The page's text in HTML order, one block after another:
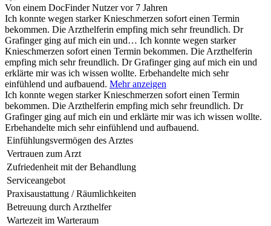
Von einem DocFinder Nutzervor 7 Jahren
Ich konnte wegen starker Knieschmerzen sofort einen Termin
bekommen. Die Arzthelferin empfing mich sehr freundlich. Dr
Grafinger ging auf mich ein und… Ich konnte wegen starker
Knieschmerzen sofort einen Termin bekommen. Die Arzthelferin
empfing mich sehr freundlich. Dr Grafinger ging auf mich ein und
erklärte mir was ich wissen wollte. Erbehandelte mich sehr
einfühlend und aufbauend. Mehr anzeigen
Ich konnte wegen starker Knieschmerzen sofort einen Termin
bekommen. Die Arzthelferin empfing mich sehr freundlich. Dr
Grafinger ging auf mich ein und erklärte mir was ich wissen wollte.
Erbehandelte mich sehr einfühlend und aufbauend.
Einfühlungsvermögen des Arztes
Vertrauen zum Arzt
Zufriedenheit mit der Behandlung
Serviceangebot
Praxisaustattung / Räumlichkeiten
Betreuung durch Arzthelfer
Wartezeit im Warteraum